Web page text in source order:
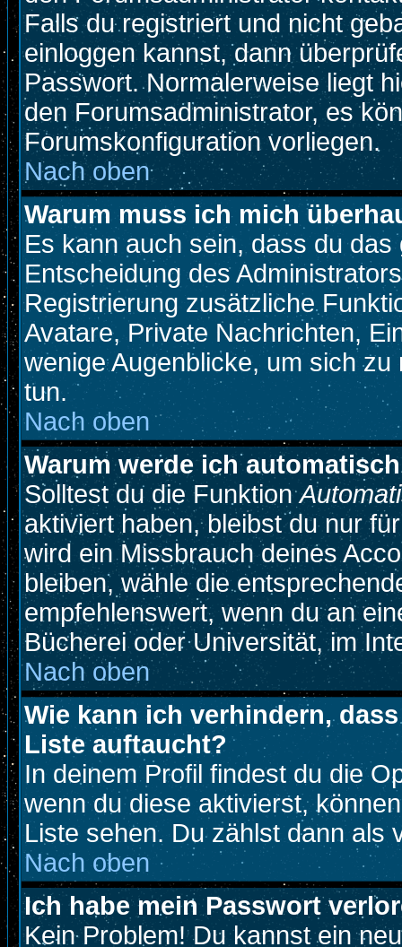
Falls du registriert und nicht
einloggen kannst, dann
Passwort. Normalerweise liegt
den Forumsadministrator, es
Forumskonfiguration vorliegen.
Nach oben
Warum muss ich mich
Es kann auch sein, dass du
Entscheidung des
Registrierung zusätzliche
Avatare, Private Nachrichten,
wenige Augenblicke, um sich
tun.
Nach oben
Warum werde ich
Solltest du die Funktion
aktiviert haben, bleibst du nur
wird ein Missbrauch deines
bleiben, wähle die
empfehlenswert, wenn du an
Bücherei oder Universität, im
Nach oben
Wie kann ich verhindern,
Liste auftaucht?
In deinem Profil findest du die
wenn du diese aktivierst,
Liste sehen. Du zählst dann als
Nach oben
Ich habe mein Passwort
Kein Problem! Du kannst ein